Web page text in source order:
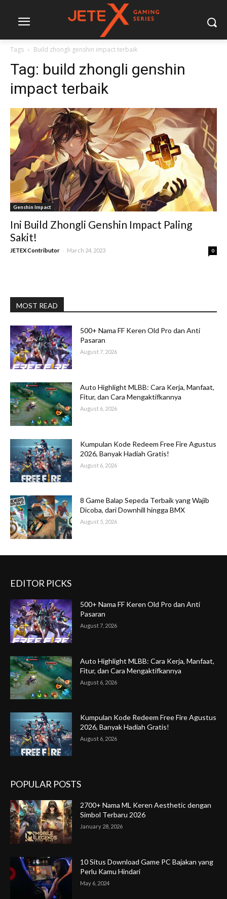
Tags Build zhongli genshin impact terbaik
Tag: build zhongli genshin
impact terbaik
Genshin Impact
Ini Build Zhongli Genshin Impact Paling
Sakit!
JETEX Contributor - March 24, 2023 0
MOST READ
500+ Nama FF Keren Old Pro dan Anti
Pasaran
August 7, 2026
Auto Highlight MLBB: Cara Kerja, Manfaat,
Fitur, dan Cara Mengaktifkannya
August 6, 2026
Kumpulan Kode Redeem Free Fire Agustus
2026, Banyak Hadiah Gratis!
August 6, 2026
8 Game Balap Sepeda Terbaik yang Wajib
Dicoba, dari Downhill hingga BMX
August 5, 2026
EDITOR PICKS
500+ Nama FF Keren Old Pro dan Anti
Pasaran
August 7, 2026
Auto Highlight MLBB: Cara Kerja, Manfaat,
Fitur, dan Cara Mengaktifkannya
August 6, 2026
Kumpulan Kode Redeem Free Fire Agustus
2026, Banyak Hadiah Gratis!
August 6, 2026
POPULAR POSTS
2700+ Nama ML Keren Aesthetic dengan
Simbol Terbaru 2026
January 28, 2026
10 Situs Download Game PC Bajakan yang
Perlu Kamu Hindari
May 6, 2024